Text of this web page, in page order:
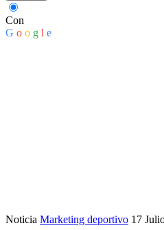
Con
G o o g l e
Noticia Marketing deportivo 17